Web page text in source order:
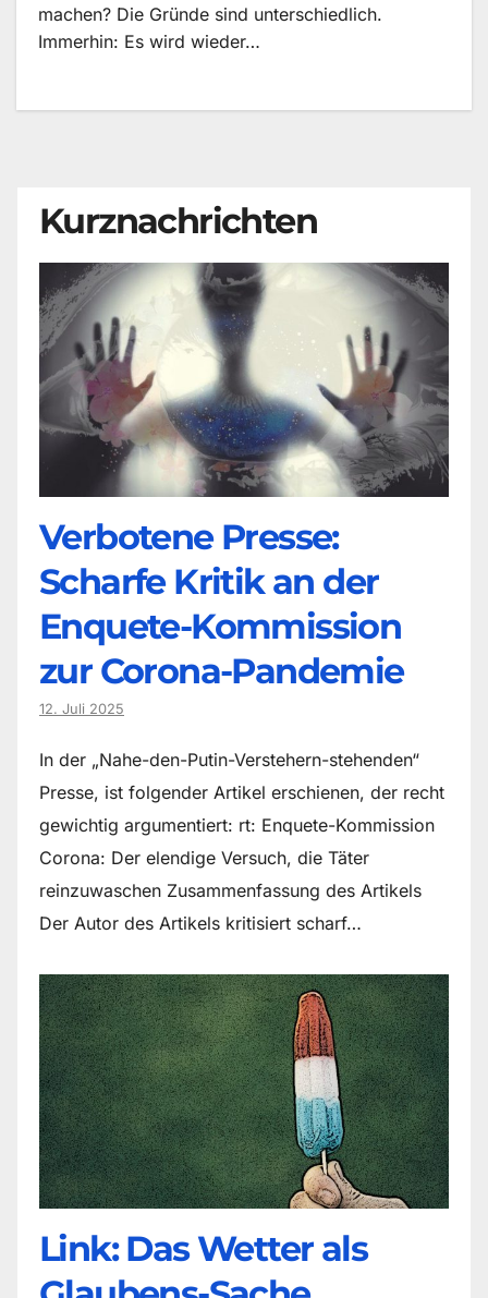
machen? Die Gründe sind unterschiedlich.
Immerhin: Es wird wieder…
Kurznachrichten
Verbotene Presse:
Scharfe Kritik an der
Enquete-Kommission
zur Corona-Pandemie
12. Juli 2025
In der „Nahe-den-Putin-Verstehern-stehenden“
Presse, ist folgender Artikel erschienen, der recht
gewichtig argumentiert: rt: Enquete-Kommission
Corona: Der elendige Versuch, die Täter
reinzuwaschen Zusammenfassung des Artikels
Der Autor des Artikels kritisiert scharf…
Link: Das Wetter als